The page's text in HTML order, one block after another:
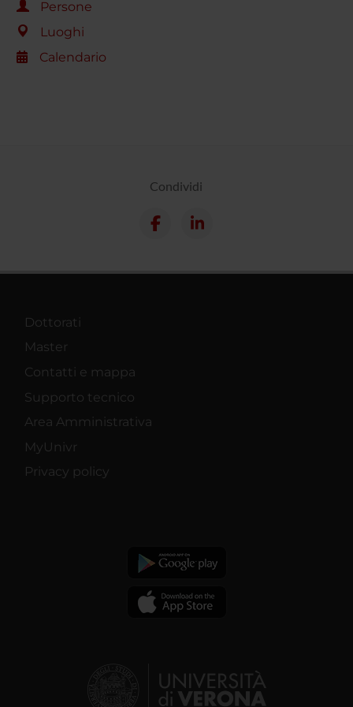
Persone
Luoghi
Calendario
Condividi
Dottorati
Master
Contatti e mappa
Supporto tecnico
Area Amministrativa
MyUnivr
Privacy policy